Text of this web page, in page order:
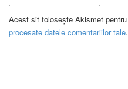
Acest sit folosește Akismet
procesate datele comentariilor tale.